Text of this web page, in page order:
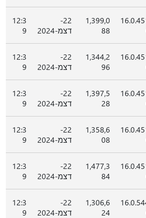
1,399,0
88
22-
דצמ-2024
12:3
9
1,344,2
96
22-
דצמ-2024
12:3
9
1,397,5
28
22-
דצמ-2024
12:3
9
1,358,6
08
22-
דצמ-2024
12:3
9
1,477,3
84
22-
דצמ-2024
12:3
9
1,306,6
24
22-
דצמ-2024
12:3
9